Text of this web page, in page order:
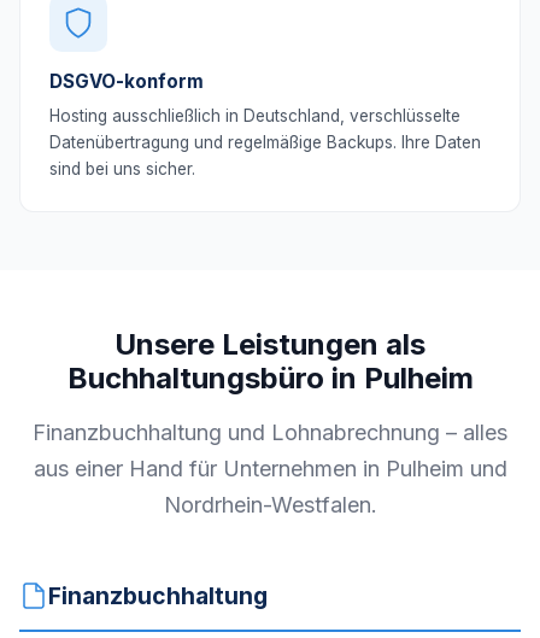
DSGVO-konform
Hosting ausschließlich in Deutschland, verschlüsselte
Datenübertragung und regelmäßige Backups. Ihre Daten
sind bei uns sicher.
Unsere Leistungen als
Buchhaltungsbüro in Pulheim
Finanzbuchhaltung und Lohnabrechnung – alles
aus einer Hand für Unternehmen in Pulheim und
Nordrhein-Westfalen.
Finanzbuchhaltung